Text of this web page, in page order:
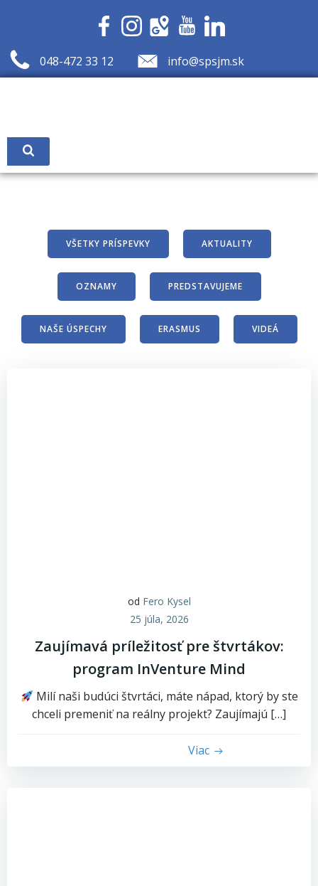
to
048-472 33 12
info@spsjm.sk
VŠETKY PRÍSPEVKY AKTUALITY
OZNAMY PREDSTAVUJEME
NAŠE ÚSPECHY ERASMUS VIDEÁ
od Fero Kysel
25 júla, 2026
Zaujímavá príležitosť pre štvrtákov:
program InVenture Mind
Milí naši budúci štvrtáci, máte nápad, ktorý by ste
chceli premeniť na reálny projekt? Zaujímajú […]
Viac